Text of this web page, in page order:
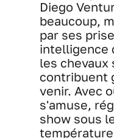
Diego
beaucoup,
par ses
intelligence
les chevaux
contribuent
venir. Avec
s'amuse,
show sous